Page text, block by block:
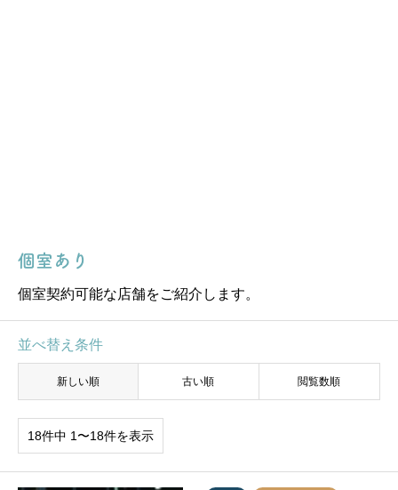
個室あり
個室契約可能な店舗をご紹介します。
並べ替え条件
新しい順 古い順 閲覧数順
18件中 1〜18件を表示